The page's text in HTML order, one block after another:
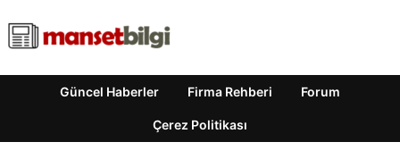
Güncel Haberler Firma Rehberi Forum
Çerez Politikası